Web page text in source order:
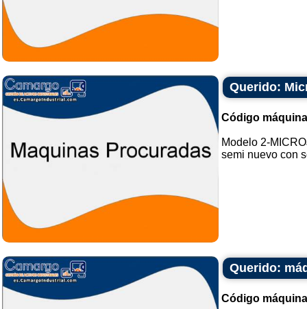
Querido:
Código
Modelo 2-
semi nuevo con
Querido:
Código